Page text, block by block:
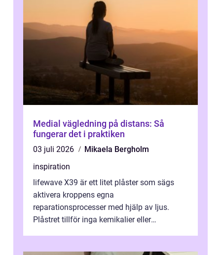
Medial vägledning på distans: Så
fungerar det i praktiken
03 juli 2026
Mikaela Bergholm
inspiration
lifewave X39 är ett litet plåster som sägs
aktivera kroppens egna
reparationsprocesser med hjälp av ljus.
Plåstret tillför inga kemikalier eller